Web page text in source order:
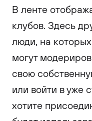
В ленте
клубов. Здесь
люди, на
могут
свою
или войти в уже
хотите